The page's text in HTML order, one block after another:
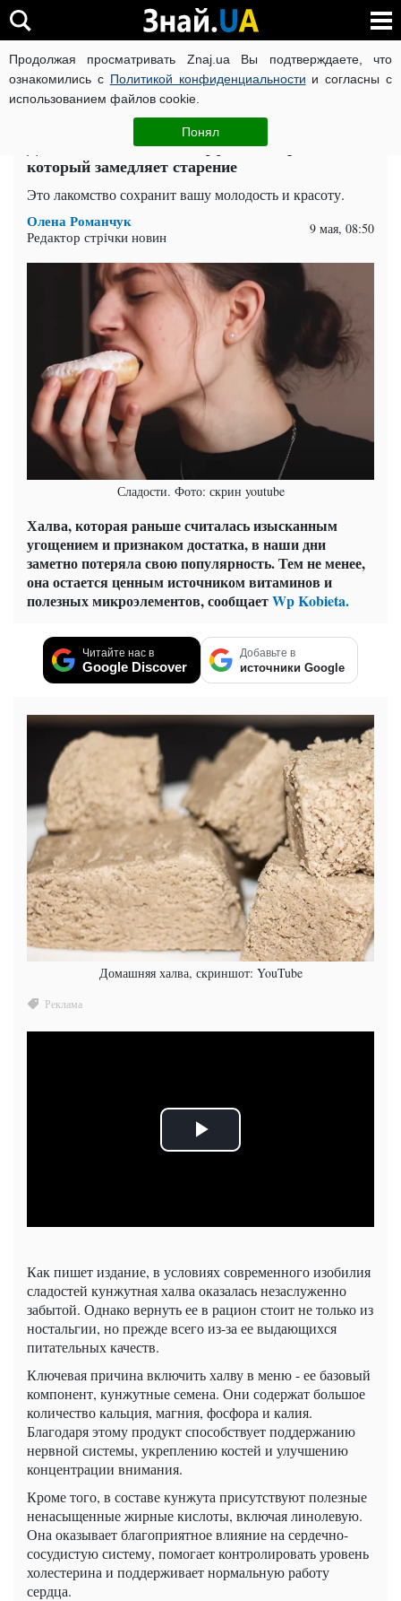
Продолжая просматривать Znaj.ua Вы подтверждаете, что
ознакомились с Политикой конфиденциальности и согласны с
использованием файлов cookie.
Понял
ВОЙНА РОССИИ ПРОТИВ УКРАИНЫ КОРОНАВИРУС В
ЧИТАТИ УКРАЇНСЬКОЮ
Дает омолаживающий эффект: десерт,
который замедляет старение
Это лакомство сохранит вашу молодость и красоту.
Олена Романчук
Редактор стрічки новин 9 мая, 08:50
Сладости. Фото: скрин youtube
Халва, которая раньше считалась изысканным
угощением и признаком достатка, в наши дни
заметно потеряла свою популярность. Тем не менее,
она остается ценным источником витаминов и
полезных микроэлементов, сообщаетWp Kobieta.
Читайте нас в
Google Discover
Добавьте в
источники Google
Домашняя халва, скриншот: YouTube
Как пишет издание, в условиях современного изобилия
сладостей кунжутная халва оказалась незаслуженно
забытой. Однако вернуть ее в рацион стоит не только из
ностальгии, но прежде всего из-за ее выдающихся
питательных качеств.
Ключевая причина включить халву в меню - ее базовый
компонент, кунжутные семена. Они содержат большое
количество кальция, магния, фосфора и калия.
Благодаря этому продукт способствует поддержанию
нервной системы, укреплению костей и улучшению
концентрации внимания.
Кроме того, в составе кунжута присутствуют полезные
ненасыщенные жирные кислоты, включая линолевую.
Она оказывает благоприятное влияние на сердечно-
сосудистую систему, помогает контролировать уровень
холестерина и поддерживает нормальную работу
сердца.